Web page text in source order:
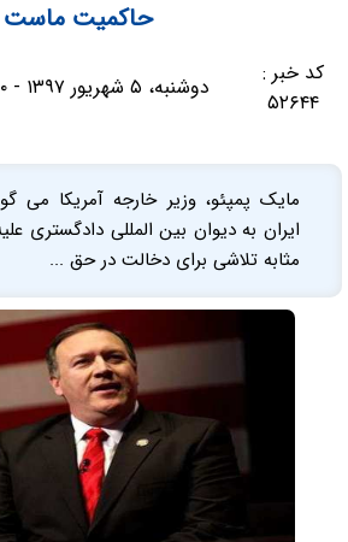
حاکمیت ماست
کد خبر :
۵۲۶۴۴
دوشنبه، ۵ شهریور ۱۳۹۷ - ۱۹:۰۷:۵۰
مایک پمپئو، وزیر خارجه آمریکا
ایران به دیوان بین المللی دادگستری
مثابه تلاشی برای دخالت در حق ...